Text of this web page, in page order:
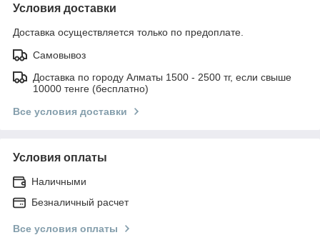
Условия доставки
Доставка осуществляется только по предоплате.
Самовывоз
Доставка по городу Алматы 1500 - 2500 тг, если свыше
10000 тенге (бесплатно)
Все условия доставки
Условия оплаты
Наличными
Безналичный расчет
Все условия оплаты